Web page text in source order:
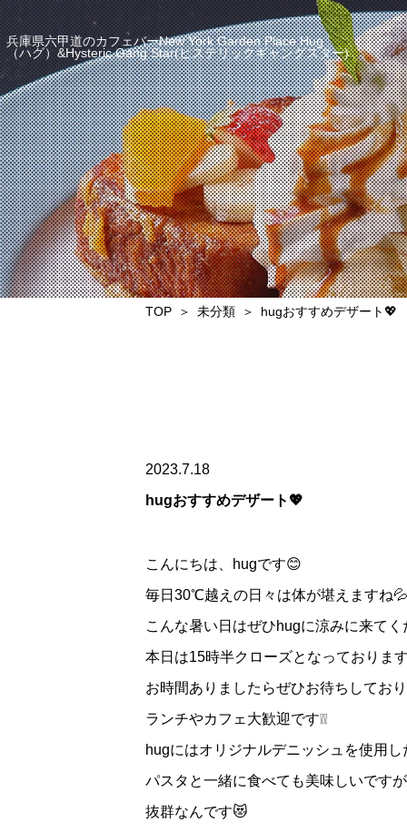
兵庫県六甲道のカフェバーNew York Garden Place Hug
（ハグ）&Hysteric Gang Star(ヒステリックギャングスター)
TOP 未分類 hugおすすめデザート💖
2023.7.18
hugおすすめデザート💖
こんにちは、hugです😊
毎日30℃越えの日々は体が堪えますね💦
こんな暑い日はぜひhugに涼みに来て
本日は15時半クローズとなっておりま
お時間ありましたらぜひお待ちしてお
ランチやカフェ大歓迎です❕❕
hugにはオリジナルデニッシュを使用
パスタと一緒に食べても美味しいです
抜群なんです😻